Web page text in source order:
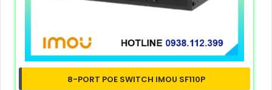
8-PORT POE SWITCH IMOU SF110P